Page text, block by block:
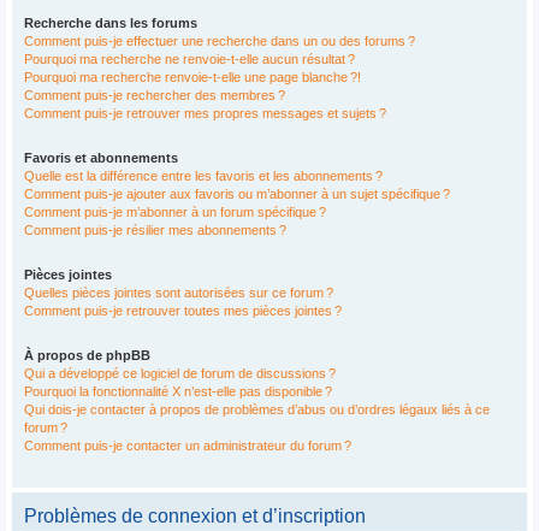
Recherche dans les forums
Comment puis-je effectuer une recherche dans un ou des forums ?
Pourquoi ma recherche ne renvoie-t-elle aucun résultat ?
Pourquoi ma recherche renvoie-t-elle une page blanche ?!
Comment puis-je rechercher des membres ?
Comment puis-je retrouver mes propres messages et sujets ?
Favoris et abonnements
Quelle est la différence entre les favoris et les abonnements ?
Comment puis-je ajouter aux favoris ou m’abonner à un sujet spécifique ?
Comment puis-je m’abonner à un forum spécifique ?
Comment puis-je résilier mes abonnements ?
Pièces jointes
Quelles pièces jointes sont autorisées sur ce forum ?
Comment puis-je retrouver toutes mes pièces jointes ?
À propos de phpBB
Qui a développé ce logiciel de forum de discussions ?
Pourquoi la fonctionnalité X n’est-elle pas disponible ?
Qui dois-je contacter à propos de problèmes d’abus ou d’ordres légaux liés à ce
forum ?
Comment puis-je contacter un administrateur du forum ?
Problèmes de connexion et d’inscription